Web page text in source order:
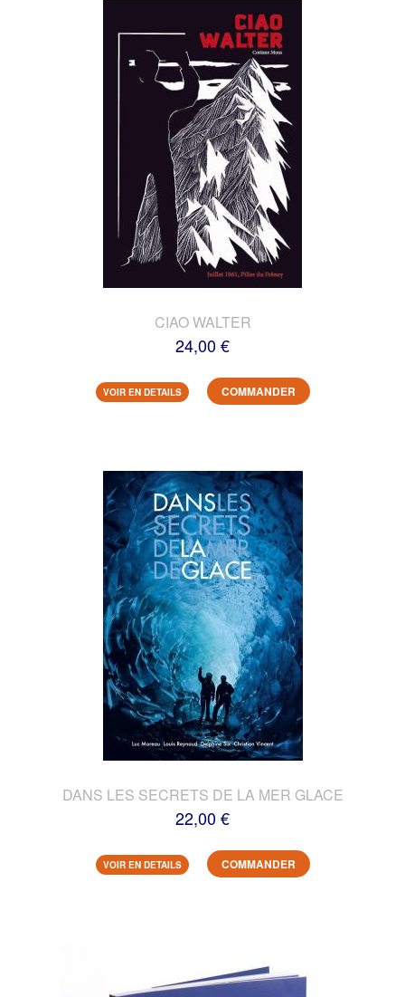
CIAO WALTER
24,00 €
VOIR EN DETAILS COMMANDER
DANS LES SECRETS DE LA MER GLACE
22,00 €
VOIR EN DETAILS COMMANDER